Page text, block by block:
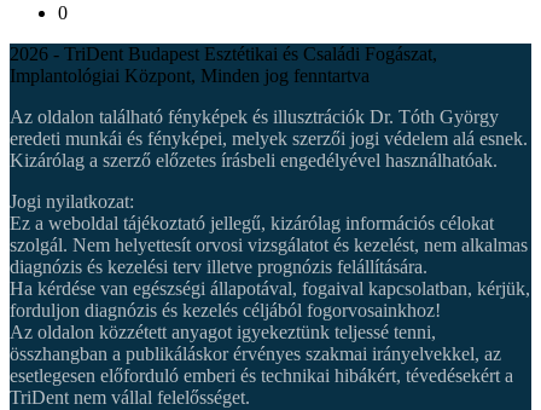
0
2026 - TriDent Budapest Esztétikai és Családi Fogászat,
Implantológiai Központ, Minden jog fenntartva
Az oldalon található fényképek és illusztrációk Dr. Tóth György
eredeti munkái és fényképei, melyek szerzői jogi védelem alá esnek.
Kizárólag a szerző előzetes írásbeli engedélyével használhatóak.
Jogi nyilatkozat:
Ez a weboldal tájékoztató jellegű, kizárólag információs célokat
szolgál. Nem helyettesít orvosi vizsgálatot és kezelést, nem alkalmas
diagnózis és kezelési terv illetve prognózis felállítására.
Ha kérdése van egészségi állapotával, fogaival kapcsolatban, kérjük,
forduljon diagnózis és kezelés céljából fogorvosainkhoz!
Az oldalon közzétett anyagot igyekeztünk teljessé tenni,
összhangban a publikáláskor érvényes szakmai irányelvekkel, az
esetlegesen előforduló emberi és technikai hibákért, tévedésekért a
TriDent nem vállal felelősséget.